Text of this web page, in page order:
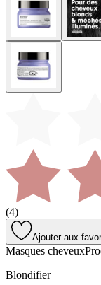
(4)
Ajouter aux
Masques cheveux
Blondifier